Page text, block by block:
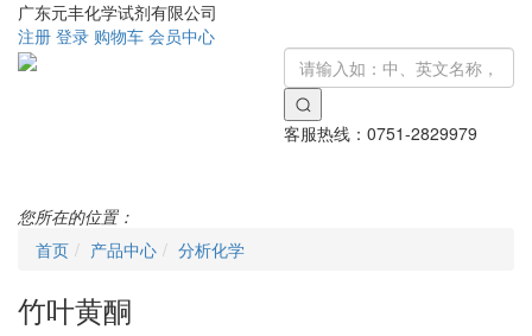
广东元丰化学试剂有限公司
注册 登录 购物车 会员中心
客服热线： 0751-2829979
您所在的位置：
首页
产品中心 分析化学
竹叶黄酮